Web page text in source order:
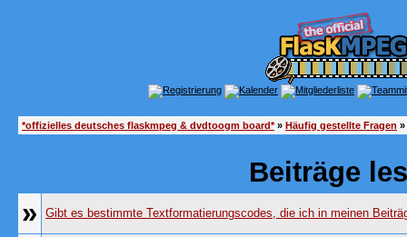
*offizielles deutsches flaskmpeg & dvdtoogm board*» Häufig gestellte Fragen
Beiträge
»
Gibt es bestimmte Textformatierungscodes, die ich in meinen